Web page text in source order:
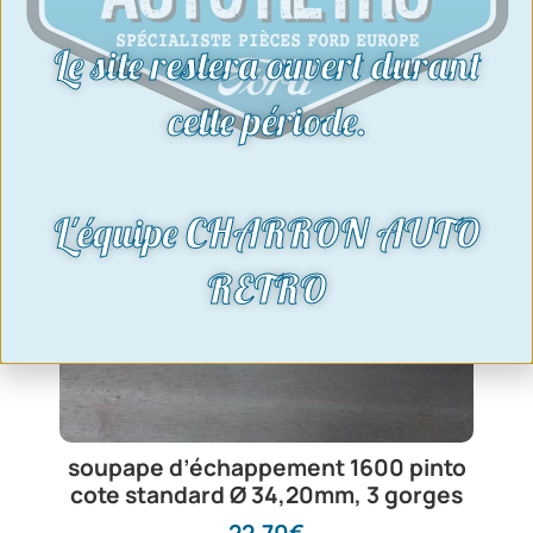
soupape d’échappement 1600 pinto
cote standard Ø 34,20mm, 3 gorges
Le site restera ouvert durant
cette période.
L'équipe CHARRON AUTO
RETRO